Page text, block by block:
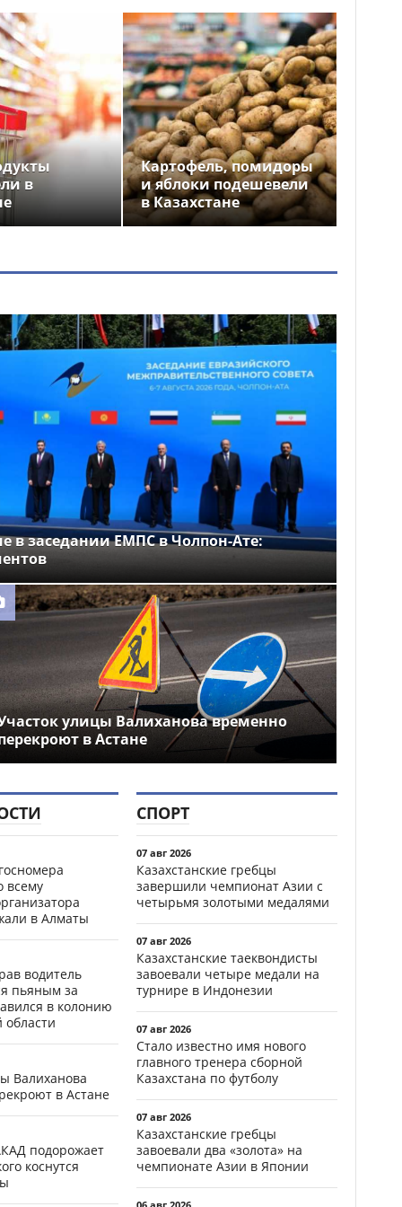
в
Картофель, помидоры
и яблоки подешевели
в Казахстане
в заседании ЕМПС в Чолпон-Ате:
улицы Валиханова временно
в Астане
всему
в Алматы
водитель
пьяным за
в колонию
области
Валиханова
в Астане
подорожает
коснутся
СПОРТ
07 авг 2026
Казахстанские гребцы
завершили чемпионат Азии с
четырьмя золотыми медалями
07 авг 2026
Казахстанские таеквондисты
завоевали четыре медали на
турнире в Индонезии
07 авг 2026
Стало известно имя нового
главного тренера сборной
Казахстана по футболу
07 авг 2026
Казахстанские гребцы
завоевали два «золота» на
чемпионате Азии в Японии